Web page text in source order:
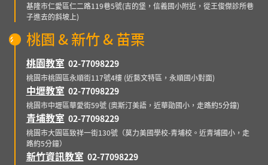
基隆市仁愛區仁二路119巷5號(吉的堡，信義國小附近，從王俊傑診所巷
子進去的斜坡上)
桃園 & 新竹 & 苗栗
桃園教室 02-77098229
桃園市桃園區永順街117號4樓 (近藝文特區，永順國小對面)
中壢教室 02-77098229
桃園市中壢區華愛街59號 (奧斯汀美語，近華勛國小，走路約5分鐘)
青埔教室 02-77098229
桃園市大園區致祥一街130號（莫力美國學校-青埔校。近青埔國小，走
路約5分鐘）
新竹資訊教室 02-77098229